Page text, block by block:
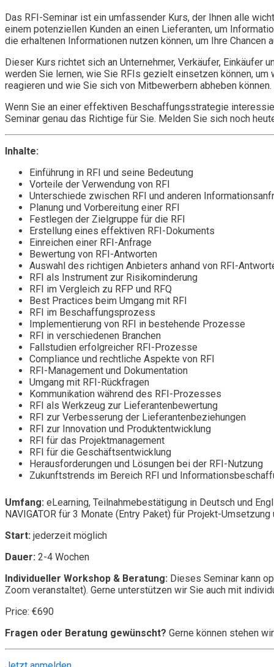
Das RFI-Seminar ist ein umfassender Kurs, der Ihnen alle
einem potenziellen Kunden an einen Lieferanten, um
die erhaltenen Informationen nutzen können, um Ihre
Dieser Kurs richtet sich an Unternehmer, Verkäufer,
werden Sie lernen, wie Sie RFIs gezielt einsetzen können,
reagieren und wie Sie sich von Mitbewerbern abheben können.
Wenn Sie an einer effektiven Beschaffungsstrategie
Seminar genau das Richtige für Sie. Melden Sie sich noch
Inhalte:
Einführung in RFI und seine Bedeutung
Vorteile der Verwendung von RFI
Unterschiede zwischen RFI und anderen
Planung und Vorbereitung einer RFI
Festlegen der Zielgruppe für die RFI
Erstellung eines effektiven RFI-Dokuments
Einreichen einer RFI-Anfrage
Bewertung von RFI-Antworten
Auswahl des richtigen Anbieters anhand von RFI-
RFI als Instrument zur Risikominderung
RFI im Vergleich zu RFP und RFQ
Best Practices beim Umgang mit RFI
RFI im Beschaffungsprozess
Implementierung von RFI in bestehende Prozesse
RFI in verschiedenen Branchen
Fallstudien erfolgreicher RFI-Prozesse
Compliance und rechtliche Aspekte von RFI
RFI-Management und Dokumentation
Umgang mit RFI-Rückfragen
Kommunikation während des RFI-Prozesses
RFI als Werkzeug zur Lieferantenbewertung
RFI zur Verbesserung der Lieferantenbeziehungen
RFI zur Innovation und Produktentwicklung
RFI für das Projektmanagement
RFI für die Geschäftsentwicklung
Herausforderungen und Lösungen bei der RFI-Nutzung
Zukunftstrends im Bereich RFI und
Umfang: eLearning, Teilnahmebestätigung in Deutsch und
NAVIGATOR für 3 Monate (Entry Paket) für Projekt-
Start: jederzeit möglich
Dauer: 2-4 Wochen
Individueller Workshop & Beratung: Dieses Seminar kann
Zoom veranstaltet). Gerne unterstützen wir Sie auch mit
Price: €690
Fragen oder Beratung gewünscht? Gerne können stehen